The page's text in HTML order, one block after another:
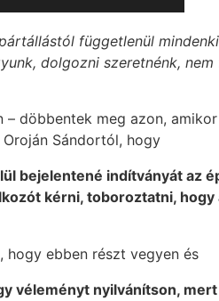
függetlenül
dolgozni szeretnénk,
döbbentek meg azon,
Sándortól, hogy
bejelentené indítványát az
kérni, toboroztatni, hogy
hogy ebben részt vegyen és
véleményt nyilvánítson,